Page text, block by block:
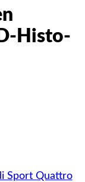
Histo-
Sport Quattro